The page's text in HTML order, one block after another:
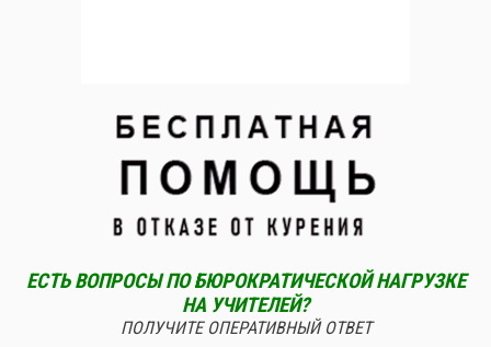
ЕСТЬ ВОПРОСЫ ПО БЮРОКРАТИЧЕСКОЙ НАГРУЗКЕ
НА УЧИТЕЛЕЙ?
ПОЛУЧИТЕ ОПЕРАТИВНЫЙ ОТВЕТ